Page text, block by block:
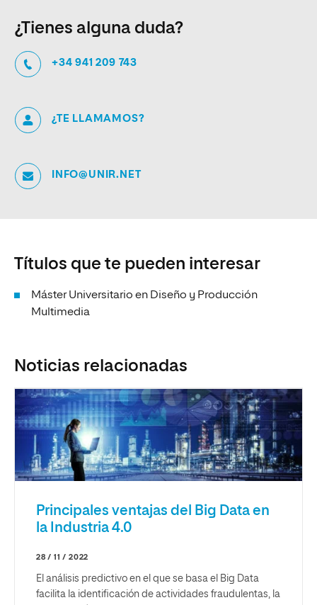
¿Tienes alguna duda?
+34 941 209 743
¿TE LLAMAMOS?
INFO@UNIR.NET
Títulos que te pueden interesar
Máster Universitario en Diseño y Producción
Multimedia
Noticias relacionadas
Principales ventajas del Big Data en
la Industria 4.0
28 / 11 / 2022
El análisis predictivo en el que se basa el Big Data
facilita la identificación de actividades fraudulentas, la